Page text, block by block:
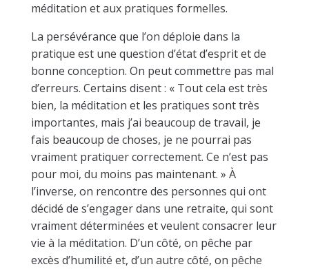
méditation et aux pratiques formelles.
La persévérance que l’on déploie dans la
pratique est une question d’état d’esprit et de
bonne conception. On peut commettre pas mal
d’erreurs. Certains disent : « Tout cela est très
bien, la méditation et les pratiques sont très
importantes, mais j’ai beaucoup de travail, je
fais beaucoup de choses, je ne pourrai pas
vraiment pratiquer correctement. Ce n’est pas
pour moi, du moins pas maintenant. » À
l’inverse, on rencontre des personnes qui ont
décidé de s’engager dans une retraite, qui sont
vraiment déterminées et veulent consacrer leur
vie à la méditation. D’un côté, on pêche par
excès d’humilité et, d’un autre côté, on pêche